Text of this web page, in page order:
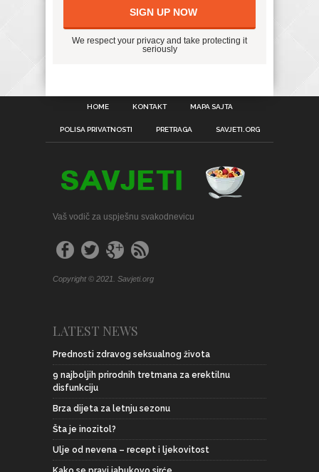
We respect your privacy and take protecting it
seriously
HOME KONTAKT MAPA SAJTA
POLISA PRIVATNOSTI PRETRAGA SAVJETI.ORG
Vaš vodič za uspješnu svakodnevicu
Copyright © 2021. Savjeti.org
LATEST NEWS
Prednosti zdravog seksualnog života
9 najboljih prirodnih tretmana za erektilnu
disfunkciju
Brza dijeta za letnju sezonu
Šta je inozitol?
Ulje od nevena – recept i ljekovitost